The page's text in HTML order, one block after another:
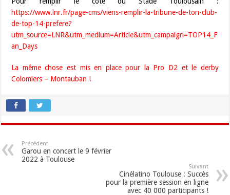
https://www.lnr.fr/page-cms/viens-remplir-la-tribune-de-ton-club-
de-top-14-prefere?
utm_source=LNR&utm_medium=Article&utm_campaign=TOP14_F
an_Days
La même chose est mis en place pour la Pro D2 et le derby
Colomiers – Montauban !
Précédent
Garou en concert le 9 février
2022 à Toulouse
Suivant
Cinélatino Toulouse : Succès
pour la première session en ligne
avec 40 000 participants !